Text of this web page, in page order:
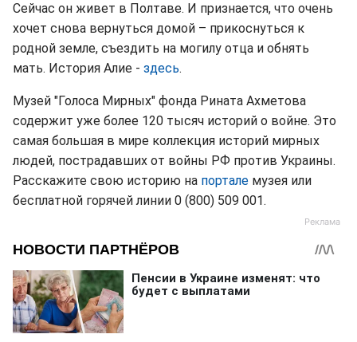
Сейчас он живет в Полтаве. И признается, что очень
хочет снова вернуться домой – прикоснуться к
родной земле, съездить на могилу отца и обнять
мать. История Алие - здесь.
Музей "Голоса Мирных" фонда Рината Ахметова
содержит уже более 120 тысяч историй о войне. Это
самая большая в мире коллекция историй мирных
людей, пострадавших от войны РФ против Украины.
Расскажите свою историю на портале музея или
бесплатной горячей линии 0 (800) 509 001.